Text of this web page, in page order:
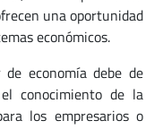
una oportunidad
económicos.
economía debe de
conocimiento de la
los empresarios o